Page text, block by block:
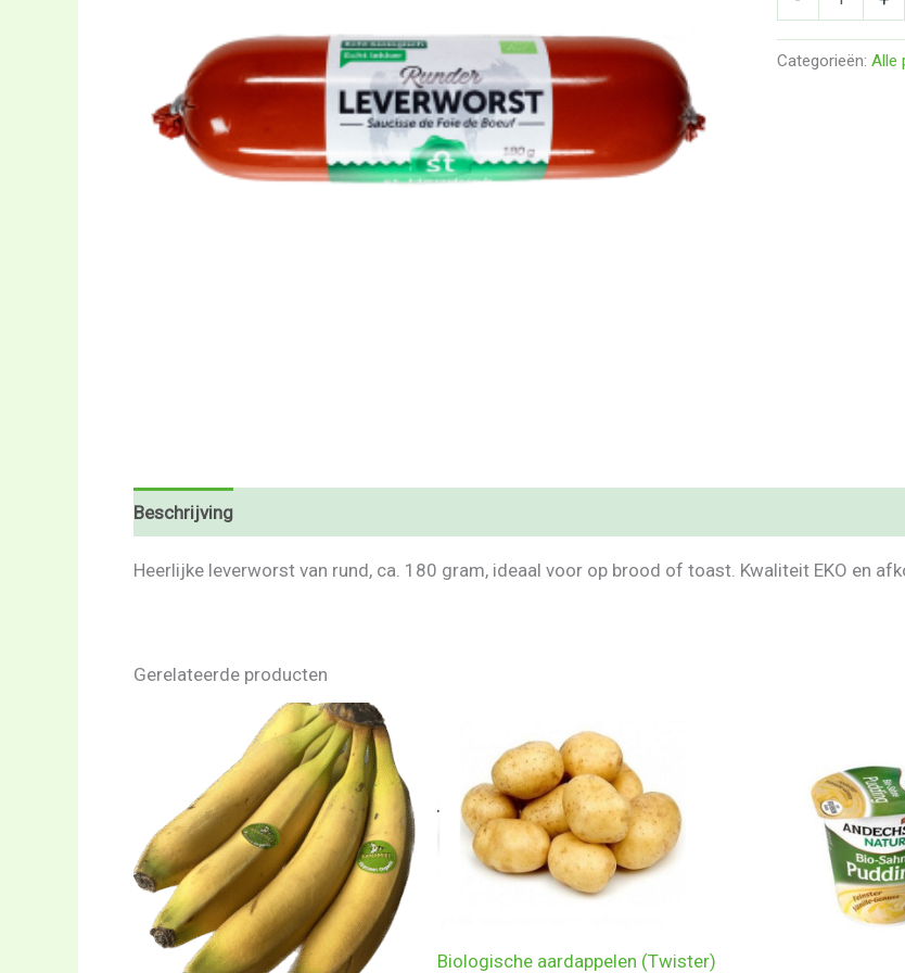
Categorieën: Alle
Beschrijving
Heerlijke leverworst van rund, ca. 180 gram, ideaal voor op brood of toast. Kwaliteit EKO en
Gerelateerde producten
Biologische aardappelen (Twister)